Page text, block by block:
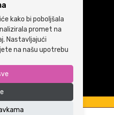
kako bi poboljšala
promet na
Nastavljajući
na našu upotrebu